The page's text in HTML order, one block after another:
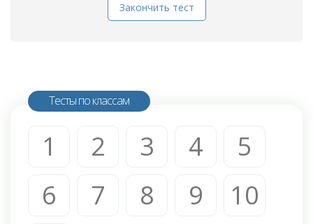
Закончить тест
Тесты по классам
1 2 3 4
5
6
7 8 9 10